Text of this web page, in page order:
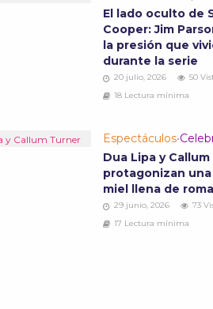
El lado oculto de
Cooper: Jim
la presión que
durante la serie
20 julio, 2026
50
18 Lectura mínima
Espectáculos•
Dua Lipa y
protagonizan
miel llena de
29 junio, 2026
73
17 Lectura mínima